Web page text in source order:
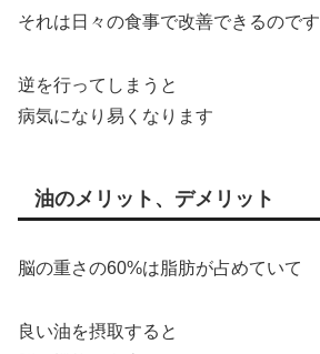
それは日々の食事で改善できるのです
逆を行ってしまうと
病気になり易くなります
油のメリット、デメリット
脳の重さの60%は脂肪が占めていて
良い油を摂取すると